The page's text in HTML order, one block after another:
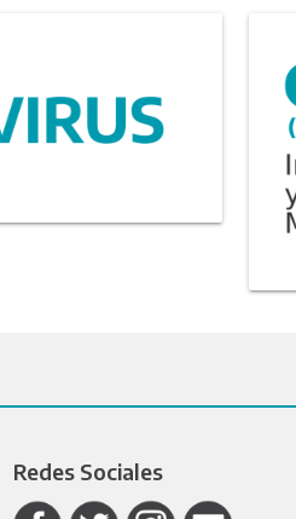
Redes Sociales